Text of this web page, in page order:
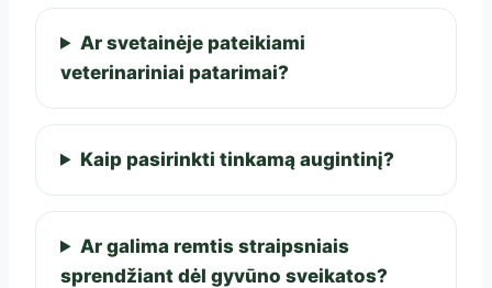
Ar svetainėje pateikiami
veterinariniai patarimai?
Kaip pasirinkti tinkamą augintinį?
Ar galima remtis straipsniais
sprendžiant dėl gyvūno sveikatos?